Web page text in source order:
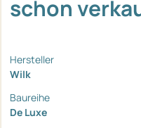
schon
Hersteller
Wilk
Baureihe
De Luxe